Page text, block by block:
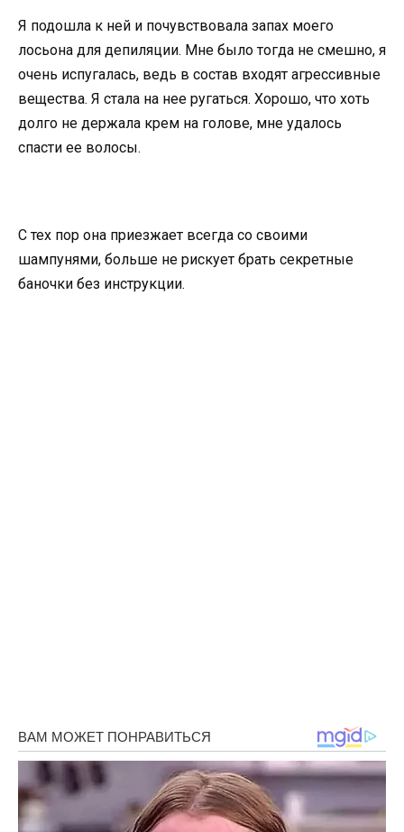
Я подошла к ней и почувствовала запах моего
лосьона для депиляции. Мне было тогда не смешно, я
очень испугалась, ведь в состав входят агрессивные
вещества. Я стала на нее ругаться. Хорошо, что хоть
долго не держала крем на голове, мне удалось
спасти ее волосы.
С тех пор она приезжает всегда со своими
шампунями, больше не рискует брать секретные
баночки без инструкции.